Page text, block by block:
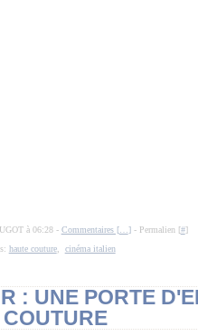
à 06:28 - Commentaires [… ]- Permalien [#]
haute couture, cinéma italien
: UNE PORTE